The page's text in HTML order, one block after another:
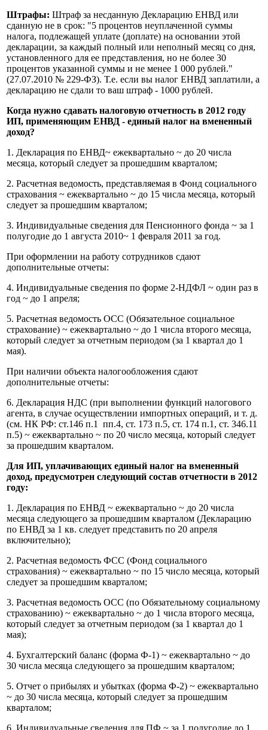
Штрафы: Штраф за несданную Декларацию ЕНВД или
сданную не в срок: "5 процентов неуплаченной суммы
налога, подлежащей уплате (доплате) на основании этой
декларации, за каждый полный или неполный месяц со дня,
установленного для ее представления, но не более 30
процентов указанной суммы и не менее 1 000 рублей."
(27.07.2010 № 229-ФЗ). Т.е. если вы налог ЕНВД заплатили, а
декларацию не сдали то ваш штраф - 1000 рублей.
Когда нужно сдавать налоговую отчетность в 2012 году
ИП, применяющим ЕНВД - единый налог на вмененный
доход?
1. Декларация по ЕНВД~ ежеквартально ~ до 20 числа
месяца, который следует за прошедшим кварталом;
2. Расчетная ведомость, представляемая в Фонд социального
страхования ~ ежеквартально ~ до 15 числа месяца, который
следует за прошедшим кварталом;
3. Индивидуальные сведения для Пенсионного фонда ~ за 1
полугодие до 1 августа 2010~ 1 февраля 2011 за год.
При оформлении на работу сотрудников сдают
дополнительные отчеты:
4. Индивидуальные сведения по форме 2-НДФЛ ~ один раз в
год ~ до 1 апреля;
5. Расчетная ведомость ОСС (Обязательное социальное
страхование) ~ ежеквартально ~ до 1 числа второго месяца,
который следует за отчетным периодом (за 1 квартал до 1
мая).
При наличии объекта налогообложения сдают
дополнительные отчеты:
6. Декларация НДС (при выполнении функций налогового
агента, в случае осуществлении импортных операций, и т. д.
(см. НК РФ: ст.146 п.1 пп.4, ст. 173 п.5, ст. 174 п.1, ст. 346.11
п.5) ~ ежеквартально ~ по 20 число месяца, который следует
за прошедшим кварталом.
Для ИП, уплачивающих единый налог на вмененный
доход, предусмотрен следующий состав отчетности в 2012
году:
1. Декларация по ЕНВД ~ ежеквартально ~ до 20 числа
месяца следующего за прошедшим кварталом (Декларацию
по ЕНВД за 1 кв. следует представить по 20 апреля
включительно);
2. Расчетная ведомость ФСС (Фонд социального
страхования) ~ ежеквартально ~ по 15 число месяца, который
следует за прошедшим кварталом;
3. Расчетная ведомость ОСС (по Обязательному социальному
страхованию) ~ ежеквартально ~ до 1 числа второго месяца,
который следует за отчетным периодом (за 1 квартал до 1
мая);
4. Бухгалтерский баланс (форма Ф-1) ~ ежеквартально ~ до
30 числа месяца следующего за прошедшим кварталом;
5. Отчет о прибылях и убытках (форма Ф-2) ~ ежеквартально
~ до 30 числа месяца, который следует за прошедшим
кварталом;
6. Индивидуальные сведения для ПФ ~ за 1 полугодие до 1